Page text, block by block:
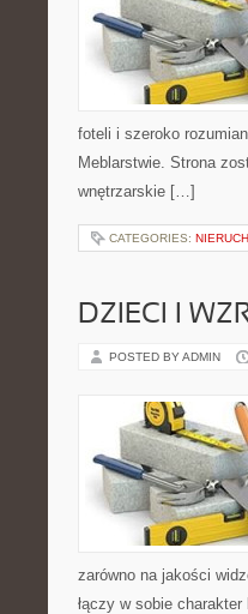
foteli i szeroko
Meblarstwie. Strona
wnętrzarskie […]
CATEGORIES:
DZIECI I
POSTED BY ADMIN
zarówno na jakości
łączy w sobie